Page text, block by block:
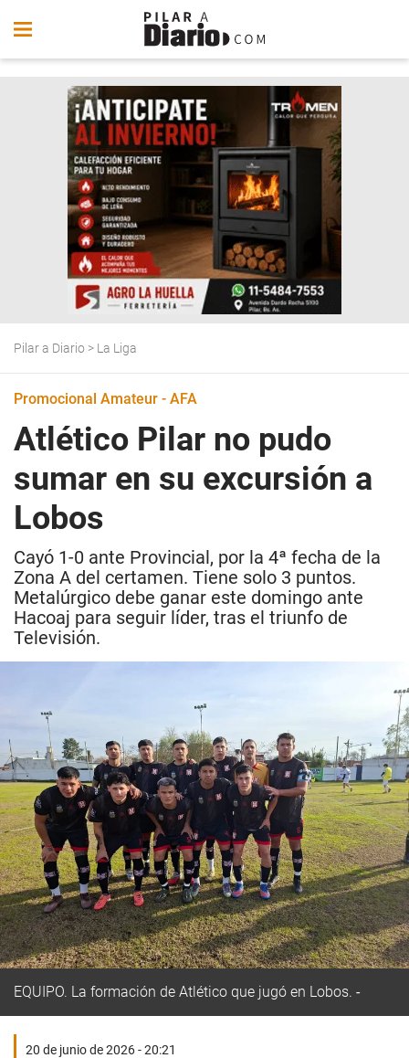
Pilar a Diario > La Liga
Promocional Amateur - AFA
Atlético Pilar no pudo
sumar en su excursión a
Lobos
Cayó 1-0 ante Provincial, por la 4ª fecha de la
Zona A del certamen. Tiene solo 3 puntos.
Metalúrgico debe ganar este domingo ante
Hacoaj para seguir líder, tras el triunfo de
Televisión.
EQUIPO. La formación de Atlético que jugó en Lobos.
20 de junio de 2026 - 20:21